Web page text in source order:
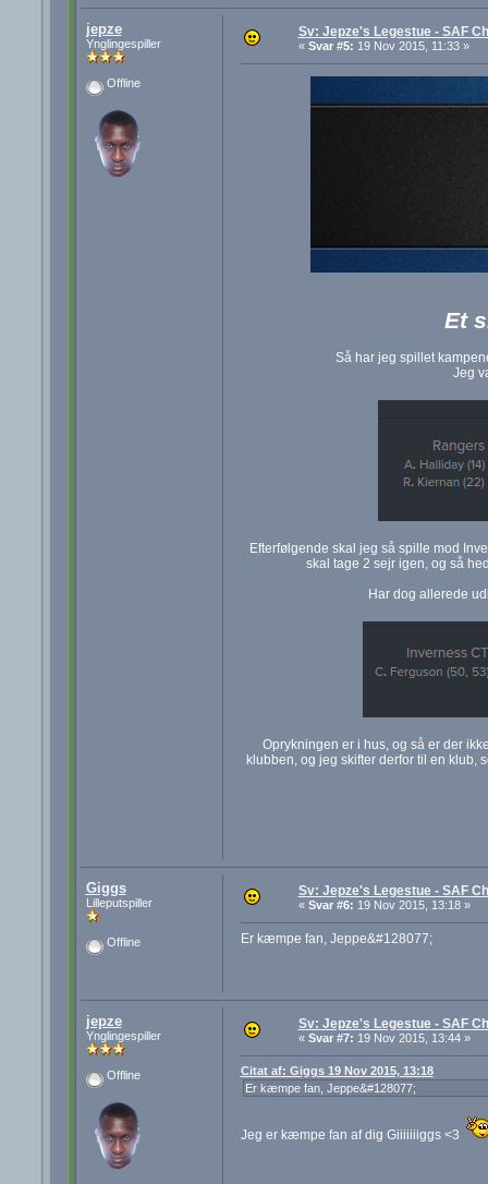
jepze
Ynglingespiller
Offline
Sv: Jepze's Legestue - SAF
« Svar #5: 19 Nov 2015, 11:33 »
Et
Så har jeg spillet
Jeg
Efterfølgende skal jeg så spille mod
skal tage 2 sejr igen, og så
Har dog allerede
Oprykningen er i hus, og så er der
klubben, og jeg skifter derfor til en klub,
Giggs
Lilleputspiller
Offline
Sv: Jepze's Legestue - SAF
« Svar #6: 19 Nov 2015, 13:18 »
Er kæmpe fan, Jeppe&#128077;
jepze
Ynglingespiller
Offline
Sv: Jepze's Legestue - SAF
« Svar #7: 19 Nov 2015, 13:44 »
Citat af: Giggs 19 Nov 2015, 13:18
Er kæmpe fan, Jeppe&#128077;
Jeg er kæmpe fan af dig Giiiiiiiggs <3